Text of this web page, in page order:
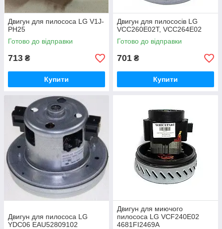
Двигун для пилососа LG V1J-
PH25
Готово до відправки
713 ₴
Купити
Двигун для пилососів LG
VCC260E02T, VCC264E02
Готово до відправки
701 ₴
Купити
Двигун для пилососа LG
YDC06 EAU52809102
Двигун для миючого
пилососа LG VCF240E02
4681FI2469A